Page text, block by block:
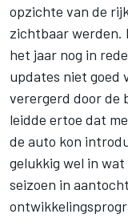
opzichte van de
zichtbaar werden.
het jaar nog in
updates niet goed
verergerd door de
leidde ertoe dat
de auto kon
gelukkig wel in
seizoen in